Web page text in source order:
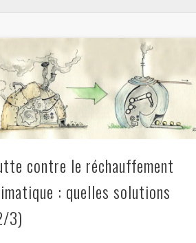
contre le réchauffement
: quelles solutions
3)